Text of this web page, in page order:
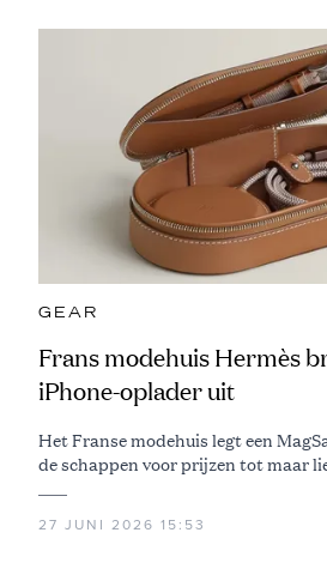
GEAR
Frans modehuis Hermès
iPhone-oplader uit
Het Franse modehuis legt een
de schappen voor prijzen tot maar
27 JUNI 2026 15:53